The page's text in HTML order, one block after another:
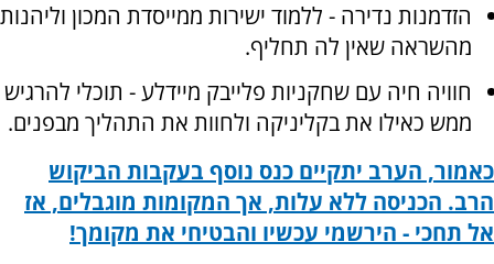
הזדמנות נדירה - ללמוד ישירות ממייסדת המכון וליהנות
מהשראה שאין לה תחליף.
חוויה חיה עם שחקניות פלייבק מיידלע - תוכלי להרגיש
ממש כאילו את בקליניקה ולחוות את התהליך מבפנים.
כאמור, הערב יתקיים כנס נוסף בעקבות הביקוש
הרב. הכניסה ללא עלות, אך המקומות מוגבלים, אז
אל תחכי - הירשמי עכשיו והבטיחי את מקומך!